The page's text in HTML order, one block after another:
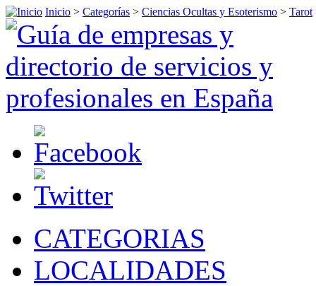
Inicio > Categorías > Ciencias Ocultas y Esoterismo > Tarot
CATEGORIAS
LOCALIDADES